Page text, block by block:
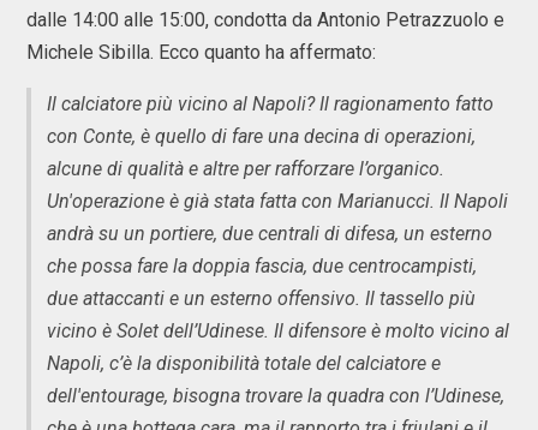
dalle 14:00 alle 15:00, condotta da Antonio Petrazzuolo e
Michele Sibilla. Ecco quanto ha affermato:
Il calciatore più vicino al Napoli? Il ragionamento fatto
con Conte, è quello di fare una decina di operazioni,
alcune di qualità e altre per rafforzare l’organico.
Un'operazione è già stata fatta con Marianucci. Il Napoli
andrà su un portiere, due centrali di difesa, un esterno
che possa fare la doppia fascia, due centrocampisti,
due attaccanti e un esterno offensivo. Il tassello più
vicino è Solet dell’Udinese. Il difensore è molto vicino al
Napoli, c’è la disponibilità totale del calciatore e
dell'entourage, bisogna trovare la quadra con l’Udinese,